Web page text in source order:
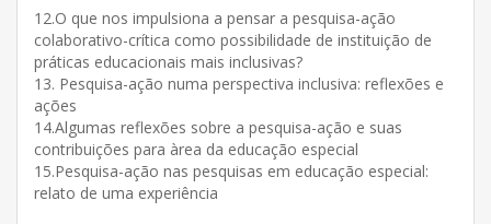
12.O que nos impulsiona a pensar a pesquisa-ação
colaborativo-crítica como possibilidade de instituição de
práticas educacionais mais inclusivas?
13. Pesquisa-ação numa perspectiva inclusiva: reflexões e
ações
14.Algumas reflexões sobre a pesquisa-ação e suas
contribuições para àrea da educação especial
15.Pesquisa-ação nas pesquisas em educação especial:
relato de uma experiência